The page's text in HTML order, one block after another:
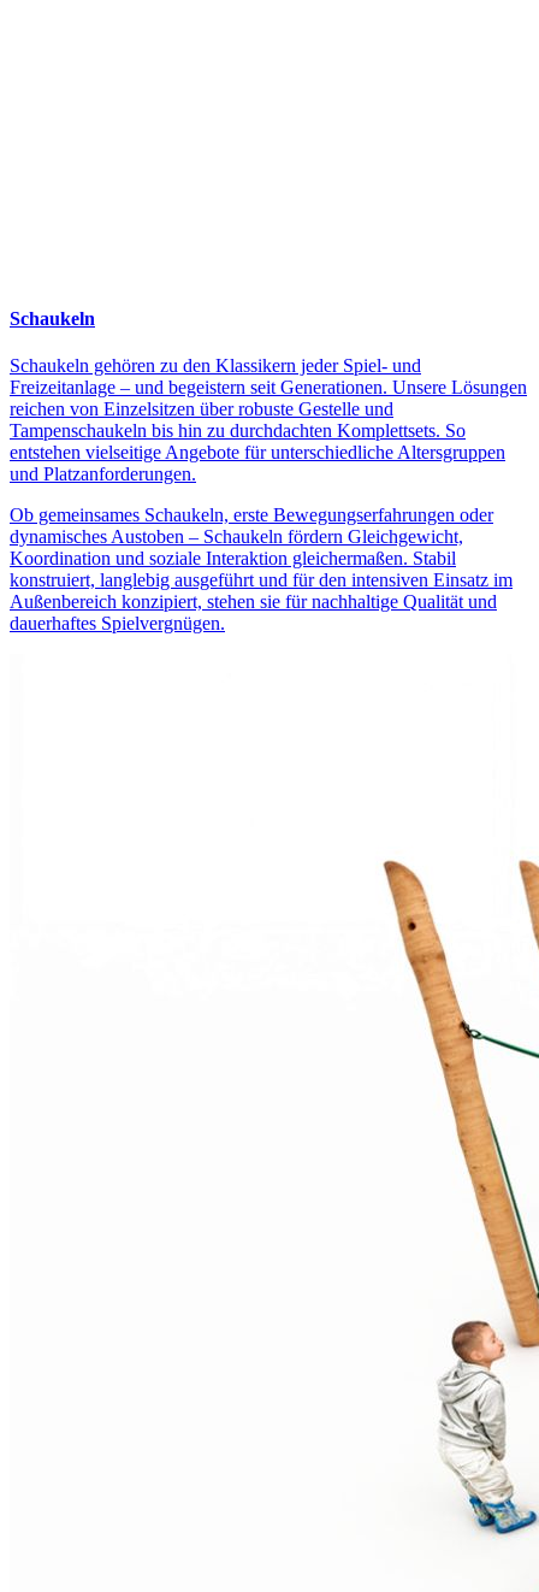
Schaukeln
Schaukeln gehören zu den Klassikern jeder Spiel- und
Freizeitanlage – und begeistern seit Generationen. Unsere Lösungen
reichen von Einzelsitzen über robuste Gestelle und
Tampenschaukeln bis hin zu durchdachten Komplettsets. So
entstehen vielseitige Angebote für unterschiedliche Altersgruppen
und Platzanforderungen.
Ob gemeinsames Schaukeln, erste Bewegungserfahrungen oder
dynamisches Austoben – Schaukeln fördern Gleichgewicht,
Koordination und soziale Interaktion gleichermaßen. Stabil
konstruiert, langlebig ausgeführt und für den intensiven Einsatz im
Außenbereich konzipiert, stehen sie für nachhaltige Qualität und
dauerhaftes Spielvergnügen.